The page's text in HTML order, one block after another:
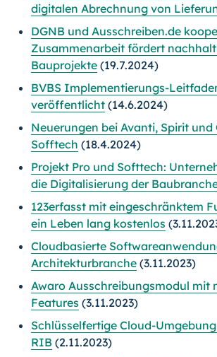
digitalen Abrechnung von
DGNB und Ausschreiben.de
Zusammenarbeit fördert
Bauprojekte (19.7.2024)
BVBS Implementierungs-
veröffentlicht (14.6.2024)
Neuerungen bei Avanti, Spirit und
Sofftech (18.4.2024)
Projekt Pro und Softtech:
die Digitalisierung der
123erfasst mit eingeschränktem
ein Leben lang kostenlos
Cloudbasierte
Architekturbranche (3.11.2023)
Awaro Ausschreibungsmodul mit
Features (3.11.2023)
Schlüsselfertige Cloud-
RIB (2.11.2023)